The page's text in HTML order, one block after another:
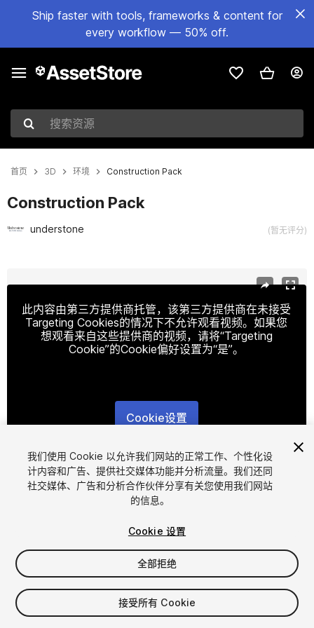
Ship faster with tools, frameworks & content for
every workflow — 50% off.
搜索资源
首页 3D 环境 Construction Pack
Construction Pack
understone (暂无评分)
此内容由第三方提供商托管，该第三方提供商在未接受
Targeting Cookies的情况下不允许观看视频。如果您
想观看来自这些提供商的视频，请将“Targeting
Cookie”的Cookie偏好设置为“是”。
Cookie设置
1/18
$35
增值税将在结算时计算
我们使用 Cookie 以允许我们网站的正常工作、个性化设
计内容和广告、提供社交媒体功能并分析流量。我们还同
社交媒体、广告和分析合作伙伴分享有关您使用我们网站
的信息。
Cookie 设置
全部拒绝
接受所有 Cookie